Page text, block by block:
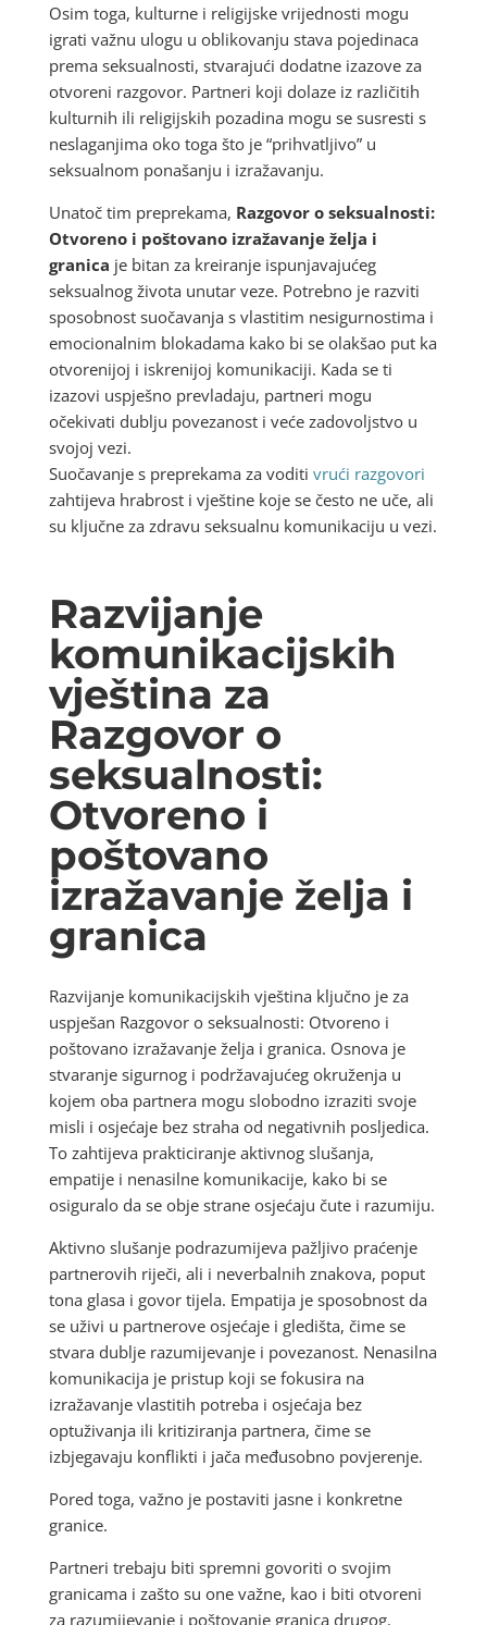
Osim toga, kulturne i religijske vrijednosti mogu
igrati važnu ulogu u oblikovanju stava pojedinaca
prema seksualnosti, stvarajući dodatne izazove za
otvoreni razgovor. Partneri koji dolaze iz različitih
kulturnih ili religijskih pozadina mogu se susresti s
neslaganjima oko toga što je “prihvatljivo” u
seksualnom ponašanju i izražavanju.
Unatoč tim preprekama, Razgovor o seksualnosti:
Otvoreno i poštovano izražavanje želja i
granica je bitan za kreiranje ispunjavajućeg
seksualnog života unutar veze. Potrebno je razviti
sposobnost suočavanja s vlastitim nesigurnostima i
emocionalnim blokadama kako bi se olakšao put ka
otvorenijoj i iskrenijoj komunikaciji. Kada se ti
izazovi uspješno prevladaju, partneri mogu
očekivati dublju povezanost i veće zadovoljstvo u
svojoj vezi.
Suočavanje s preprekama za voditi vrući razgovori
zahtijeva hrabrost i vještine koje se često ne uče, ali
su ključne za zdravu seksualnu komunikaciju u vezi.
Razvijanje
komunikacijskih
vještina za
Razgovor o
seksualnosti:
Otvoreno i
poštovano
izražavanje želja i
granica
Razvijanje komunikacijskih vještina ključno je za
uspješan Razgovor o seksualnosti: Otvoreno i
poštovano izražavanje želja i granica. Osnova je
stvaranje sigurnog i podržavajućeg okruženja u
kojem oba partnera mogu slobodno izraziti svoje
misli i osjećaje bez straha od negativnih posljedica.
To zahtijeva prakticiranje aktivnog slušanja,
empatije i nenasilne komunikacije, kako bi se
osiguralo da se obje strane osjećaju čute i razumiju.
Aktivno slušanje podrazumijeva pažljivo praćenje
partnerovih riječi, ali i neverbalnih znakova, poput
tona glasa i govor tijela. Empatija je sposobnost da
se uživi u partnerove osjećaje i gledišta, čime se
stvara dublje razumijevanje i povezanost. Nenasilna
komunikacija je pristup koji se fokusira na
izražavanje vlastitih potreba i osjećaja bez
optuživanja ili kritiziranja partnera, čime se
izbjegavaju konflikti i jača međusobno povjerenje.
Pored toga, važno je postaviti jasne i konkretne
granice.
Partneri trebaju biti spremni govoriti o svojim
granicama i zašto su one važne, kao i biti otvoreni
za razumijevanje i poštovanje granica drugog.